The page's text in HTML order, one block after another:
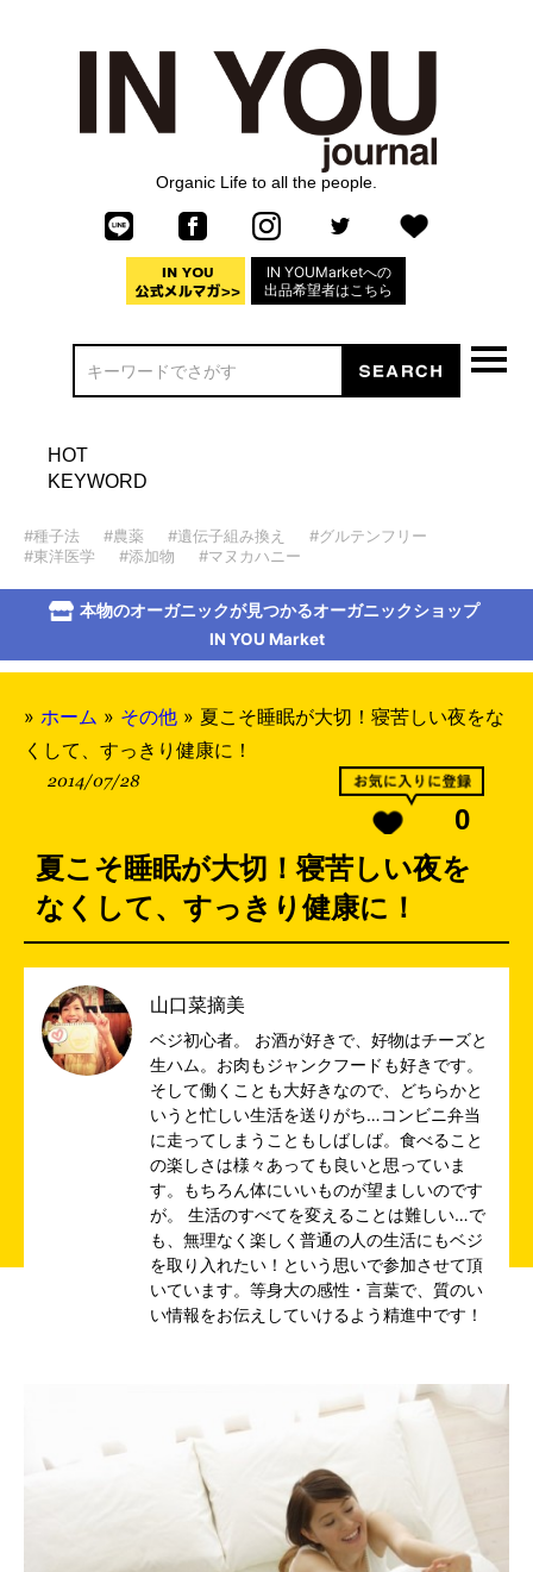
Organic Life to all the people.
IN YOUMarketへの
出品希望者はこちら
HOT
KEYWORD
#種子法 #農薬 #遺伝子組み換え
#グルテンフリー
#東洋医学
#添加物 #マヌカハニー
本物のオーガニックが見つかるオーガニックショップ
IN YOU Market
» ホーム » その他 » 夏こそ睡眠が大切！寝苦しい夜をな
くして、すっきり健康に！
2014/07/28
0
夏こそ睡眠が大切！寝苦しい夜を
なくして、すっきり健康に！
山口菜摘美
ベジ初心者。 お酒が好きで、好物はチーズと
生ハム。お肉もジャンクフードも好きです。
そして働くことも大好きなので、どちらかと
いうと忙しい生活を送りがち…コンビニ弁当
に走ってしまうこともしばしば。食べること
の楽しさは様々あっても良いと思っていま
す。もちろん体にいいものが望ましいのです
が。 生活のすべてを変えることは難しい…で
も、無理なく楽しく普通の人の生活にもベジ
を取り入れたい！という思いで参加させて頂
いています。等身大の感性・言葉で、質のい
い情報をお伝えしていけるよう精進中です！